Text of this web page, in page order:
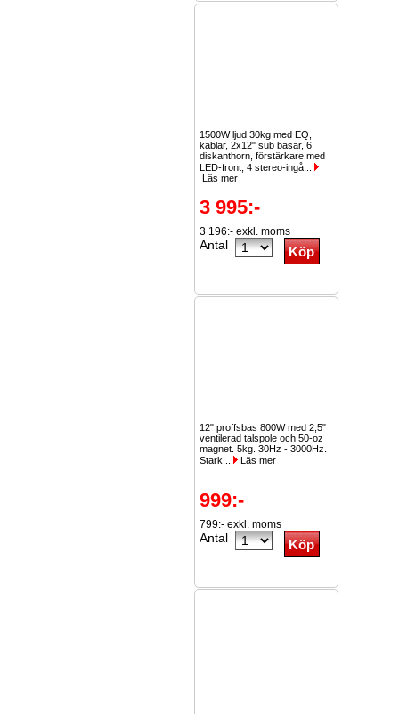
1500W ljud 30kg med EQ,
kablar, 2x12" sub basar, 6
diskanthorn, förstärkare med
LED-front, 4 stereo-ingå...
Läs mer
3 995:-
3 196:- exkl. moms
Antal
12" proffsbas 800W med 2,5"
ventilerad talspole och 50-oz
magnet. 5kg. 30Hz - 3000Hz.
Stark...
Läs mer
999:-
799:- exkl. moms
Antal